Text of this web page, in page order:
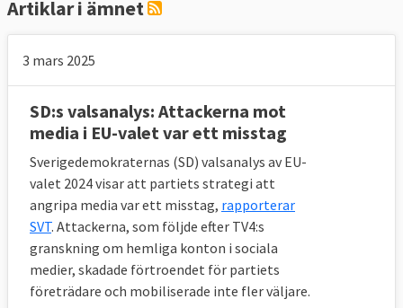
Heléne Fritzon
(S):
nivå
Tomas Tobé (M):
Begränsa den fria
rörligheten för kriminella
Alice Teodorescu
Måwe (KD):
Ett smalt men starkt EU
Charlie Weimers
(SD):
I EU-parlamentet kan vi
driva SD-politik
Karin Karlsbro
(L):
Klimat- och
säkerhetsfrågorna
Artiklar i ämnet
3 mars 2025
SD:s valsanalys: Attackerna mot
media i EU-valet var ett misstag
Sverigedemokraternas (SD) valsanalys av EU-
valet 2024 visar att partiets strategi att
angripa media var ett misstag, rapporterar
SVT. Attackerna, som följde efter TV4:s
granskning om hemliga konton i sociala
medier, skadade förtroendet för partiets
företrädare och mobiliserade inte fler väljare.